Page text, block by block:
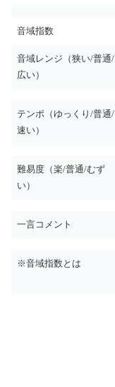
音域指数
音域レンジ（狭い/普通/
広い）
テンポ（ゆっくり/普通/
速い）
難易度（楽/普通/むず
い）
一言コメント
※音域指数とは